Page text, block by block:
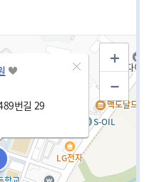
번길 29